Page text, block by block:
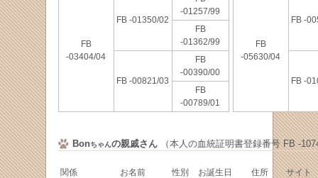
FB
-03404/04
FB -01350/02
-01257/99
FB
-01362/99
FB -00821/03
FB
-00390/00
FB
-00789/01
FB
-05630/04
FB -
FB -
Bonちゃんの親戚さん（本人の血統証明書登録番号 FB -
関係 お名前 性別 お誕生日 住所
サイト